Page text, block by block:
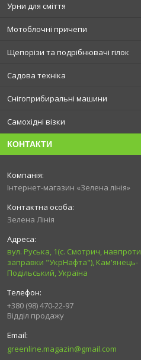
Урни для сміття
Мотоблочні причепи
Щепорізи та подрібнювачі гілок
Садова техніка
Снігоприбиральні машини
Самохідні візки
КОНТАКТИ
Інтернет-магазин «Зелена лінія»
Зелена Лінія
вул. Руська, 1(с. Смотрич, навпроти
заправки "УкрНафта"), Кам'янець-
Подільський, Україна
+380 (98) 470-22-97
Відділ продажу
greenline.magazin@gmail.com